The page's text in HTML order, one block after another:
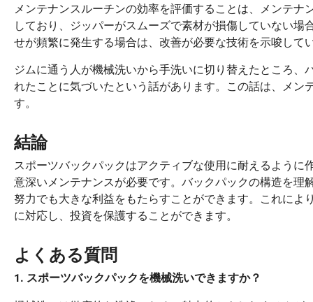
メンテナンスルーチンの効率を評価することは、メンテ
しており、ジッパーがスムーズで素材が損傷していない
せが頻繁に発生する場合は、改善が必要な技術を示唆して
ジムに通う人が機械洗いから手洗いに切り替えたところ
れたことに気づいたという話があります。この話は、メ
す。
結論
スポーツバックパックはアクティブな使用に耐えるよう
意深いメンテナンスが必要です。バックパックの構造を
努力でも大きな利益をもたらすことができます。これに
に対応し、投資を保護することができます。
よくある質問
1. スポーツバックパックを機械洗いできますか？